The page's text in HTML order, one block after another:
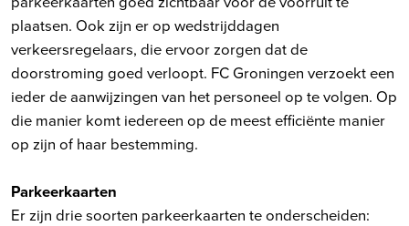
plaatsen. Ook zijn er op wedstrijddagen
verkeersregelaars, die ervoor zorgen dat de
doorstroming goed verloopt. FC Groningen verzoekt een
ieder de aanwijzingen van het personeel op te volgen. Op
die manier komt iedereen op de meest efficiënte manier
op zijn of haar bestemming.
Parkeerkaarten
Er zijn drie soorten parkeerkaarten te onderscheiden: